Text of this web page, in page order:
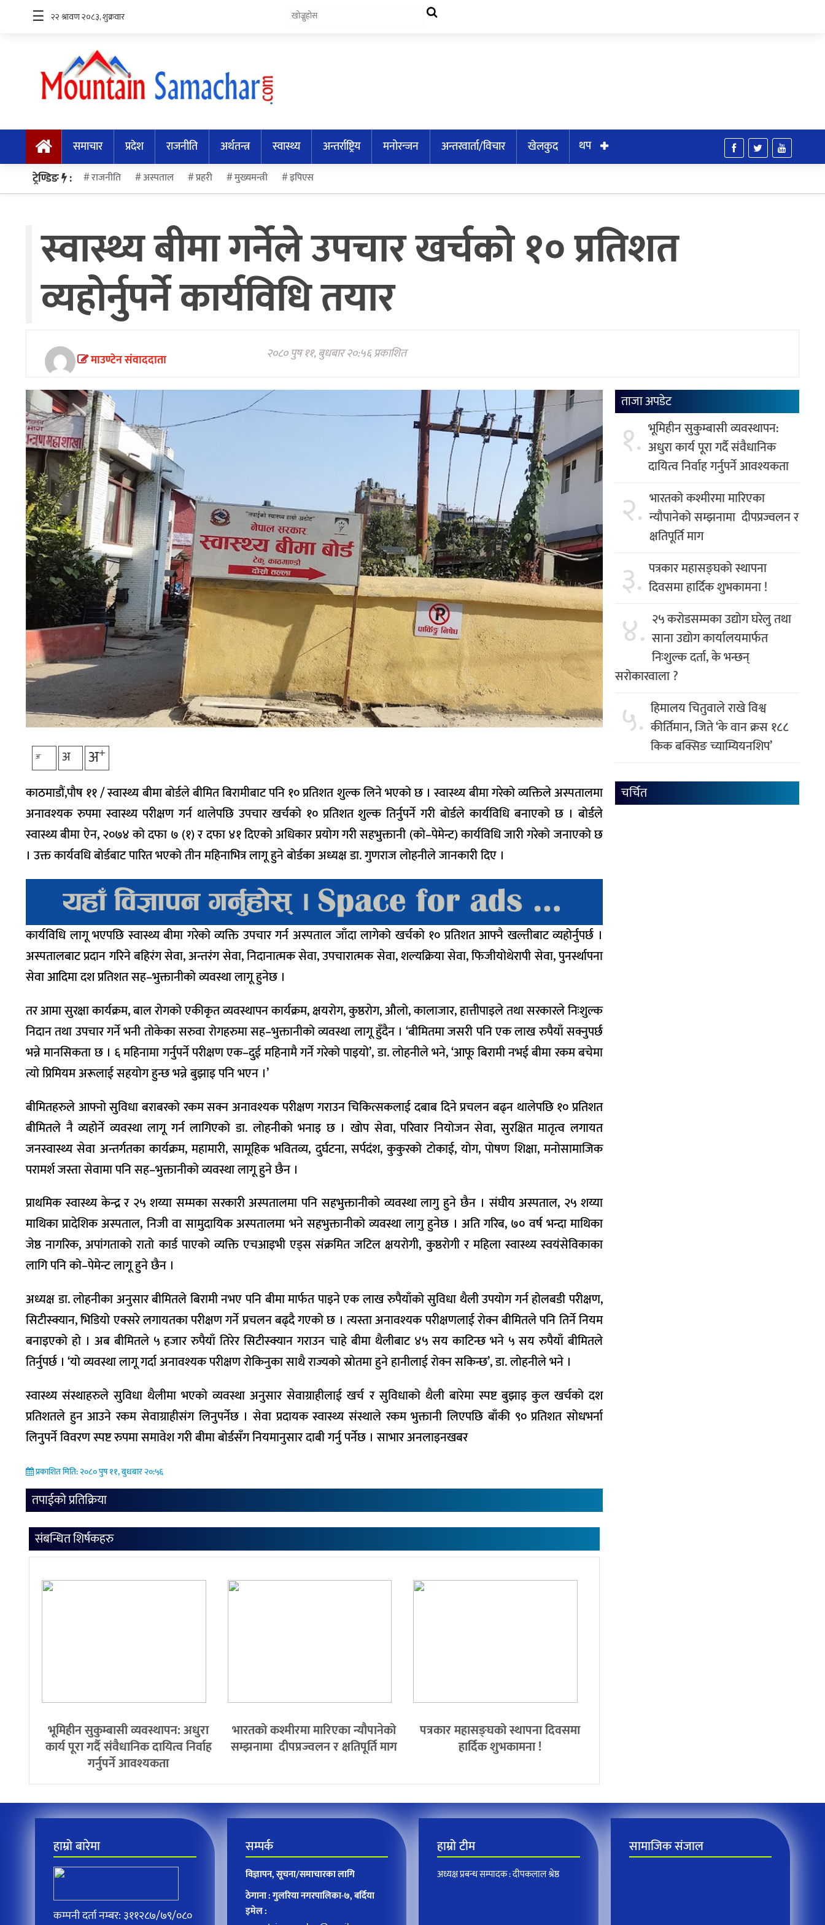
समाचार
प्रदेश
राजनीति
अर्थतन्त्र
अन्तर्राष्ट्रिय
मनोरन्जन
अन्तरवार्ता/
विचार
☰
समाचार प्रदेश राजनीति अर्थतन्त्र स्वास्थ्य अन्तर्राष्ट्रिय मनोरन्जन अन्तरवार्ता/विचार खेलकुद
थप
ट्रेण्डिङ : राजनीति अस्पताल प्रहरी मुख्यमन्त्री इपिएस
स्वास्थ्य बीमा गर्नेले उपचार खर्चको १० प्रतिशत
व्यहोर्नुपर्ने कार्यविधि तयार
माउण्टेन संवाददाता २०८० पुष ११, बुधबार २०:५६ प्रकाशित
अ- अ अ+
काठमाडौं,पौष ११ / स्वास्थ्य बीमा बोर्डले बीमित बिरामीबाट पनि १० प्रतिशत शुल्क लिने भएको छ । स्वास्थ्य बीमा गरेको व्यक्तिले अस्पतालमा
अनावश्यक रुपमा स्वास्थ्य परीक्षण गर्न थालेपछि उपचार खर्चको १० प्रतिशत शुल्क तिर्नुपर्ने गरी बोर्डले कार्यविधि बनाएको छ । बोर्डले
स्वास्थ्य बीमा ऐन, २०७४ को दफा ७ (१) र दफा ४१ दिएको अधिकार प्रयोग गरी सहभुक्तानी (को–पेमेन्ट) कार्यविधि जारी गरेको जनाएको छ
। उक्त कार्यवधि बोर्डबाट पारित भएको तीन महिनाभित्र लागू हुने बोर्डका अध्यक्ष डा. गुणराज लोहनीले जानकारी दिए ।
कार्यविधि लागू भएपछि स्वास्थ्य बीमा गरेको व्यक्ति उपचार गर्न अस्पताल जाँदा लागेको खर्चको १० प्रतिशत आफ्नै खल्तीबाट व्यहोर्नुपर्छ ।
अस्पतालबाट प्रदान गरिने बहिरंग सेवा, अन्तरंग सेवा, निदानात्मक सेवा, उपचारात्मक सेवा, शल्यक्रिया सेवा, फिजीयोथेरापी सेवा, पुनर्स्थापना
सेवा आदिमा दश प्रतिशत सह–भुक्तानीको व्यवस्था लागू हुनेछ ।
तर आमा सुरक्षा कार्यक्रम, बाल रोगको एकीकृत व्यवस्थापन कार्यक्रम, क्षयरोग, कुष्ठरोग, औलो, कालाजार, हात्तीपाइले तथा सरकारले निःशुल्क
निदान तथा उपचार गर्ने भनी तोकेका सरुवा रोगहरुमा सह–भुक्तानीको व्यवस्था लागू हुँदैन । ‘बीमितमा जसरी पनि एक लाख रुपैयाँ सक्नुपर्छ
भन्ने मानसिकता छ । ६ महिनामा गर्नुपर्ने परीक्षण एक–दुई महिनामै गर्ने गरेको पाइयो’, डा. लोहनीले भने, ‘आफू बिरामी नभई बीमा रकम बचेमा
त्यो प्रिमियम अरूलाई सहयोग हुन्छ भन्ने बुझाइ पनि भएन ।’
बीमितहरुले आफ्नो सुविधा बराबरको रकम सक्न अनावश्यक परीक्षण गराउन चिकित्सकलाई दबाब दिने प्रचलन बढ्न थालेपछि १० प्रतिशत
बीमितले नै व्यहोर्ने व्यवस्था लागू गर्न लागिएको डा. लोहनीको भनाइ छ । खोप सेवा, परिवार नियोजन सेवा, सुरक्षित मातृत्व लगायत
जनस्वास्थ्य सेवा अन्तर्गतका कार्यक्रम, महामारी, सामूहिक भवितव्य, दुर्घटना, सर्पदंश, कुकुरको टोकाई, योग, पोषण शिक्षा, मनोसामाजिक
परामर्श जस्ता सेवामा पनि सह–भुक्तानीको व्यवस्था लागू हुने छैन ।
प्राथमिक स्वास्थ्य केन्द्र र २५ शय्या सम्मका सरकारी अस्पतालमा पनि सहभुक्तानीको व्यवस्था लागु हुने छैन । संघीय अस्पताल, २५ शय्या
माथिका प्रादेशिक अस्पताल, निजी वा सामुदायिक अस्पतालमा भने सहभुक्तानीको व्यवस्था लागु हुनेछ । अति गरिब, ७० वर्ष भन्दा माथिका
जेष्ठ नागरिक, अपांगताको रातो कार्ड पाएको व्यक्ति एचआइभी एड्स संक्रमित जटिल क्षयरोगी, कुष्ठरोगी र महिला स्वास्थ्य स्वयंसेविकाका
लागि पनि को–पेमेन्ट लागू हुने छैन ।
अध्यक्ष डा. लोहनीका अनुसार बीमितले बिरामी नभए पनि बीमा मार्फत पाइने एक लाख रुपैयाँको सुविधा थैली उपयोग गर्न होलबडी परीक्षण,
सिटीस्क्यान, भिडियो एक्सरे लगायतका परीक्षण गर्ने प्रचलन बढ्दै गएको छ । त्यस्ता अनावश्यक परीक्षणलाई रोक्न बीमितले पनि तिर्ने नियम
बनाइएको हो । अब बीमितले ५ हजार रुपैयाँ तिरेर सिटीस्क्यान गराउन चाहे बीमा थैलीबाट ४५ सय काटिन्छ भने ५ सय रुपैयाँ बीमितले
तिर्नुपर्छ । ‘यो व्यवस्था लागू गर्दा अनावश्यक परीक्षण रोकिनुका साथै राज्यको स्रोतमा हुने हानीलाई रोक्न सकिन्छ’, डा. लोहनीले भने ।
स्वास्थ्य संस्थाहरुले सुविधा थैलीमा भएको व्यवस्था अनुसार सेवाग्राहीलाई खर्च र सुविधाको थैली बारेमा स्पष्ट बुझाइ कुल खर्चको दश
प्रतिशतले हुन आउने रकम सेवाग्राहीसंग लिनुपर्नेछ । सेवा प्रदायक स्वास्थ्य संस्थाले रकम भुक्तानी लिएपछि बाँकी ९० प्रतिशत सोधभर्ना
लिनुपर्ने विवरण स्पष्ट रुपमा समावेश गरी बीमा बोर्डसँग नियमानुसार दाबी गर्नु पर्नेछ । साभार अनलाइनखबर
प्रकाशित मिति: २०८० पुष ११, बुधबार २०:५६
तपाईको प्रतिक्रिया
संबन्धित शिर्षकहरु
भूमिहीन सुकुम्बासी व्यवस्थापन: अधुरा
कार्य पूरा गर्दै संवैधानिक दायित्व निर्वाह
गर्नुपर्ने आवश्यकता
भारतको कश्मीरमा मारिएका न्यौपानेको
सम्झनामा दीपप्रज्वलन र क्षतिपूर्ति माग
पत्रकार महासङ्घको स्थापना दिवसमा
हार्दिक शुभकामना !
ताजा अपडेट
१. भूमिहीन सुकुम्बासी व्यवस्थापन:
अधुरा कार्य पूरा गर्दै संवैधानिक
दायित्व निर्वाह गर्नुपर्ने आवश्यकता
२. भारतको कश्मीरमा मारिएका
न्यौपानेको सम्झनामा दीपप्रज्वलन र
क्षतिपूर्ति माग
३. पत्रकार महासङ्घको स्थापना
दिवसमा हार्दिक शुभकामना !
४. २५ करोडसम्मका उद्योग घरेलु तथा
साना उद्योग कार्यालयमार्फत
निःशुल्क दर्ता, के भन्छन्
सरोकारवाला ?
५. हिमालय चितुवाले राखे विश्व
कीर्तिमान, जिते ‘के वान क्रस १८८
किक बक्सिङ च्याम्यियनशिप’
चर्चित
हाम्रो बारेमा
कम्पनी दर्ता नम्बर: ३११२८७/७९/०८०
सम्पर्क
विज्ञापन, सूचना/समाचारका लागि
ठेगाना : गुलरिया नगरपालिका-७, बर्दिया
इमेल :
हाम्रो टीम
अध्यक्ष प्रबन्ध सम्पादक : दीपकलाल श्रेष्ठ
सामाजिक संजाल